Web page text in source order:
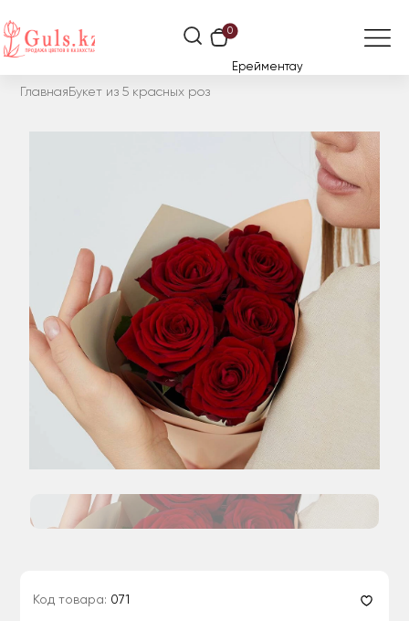
0
Ерейментау
Главная Букет из 5 красных роз
Код товара: 071